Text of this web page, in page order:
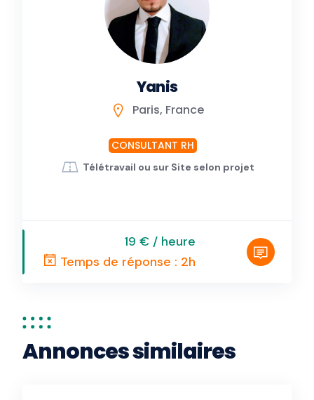
Yanis
Paris, France
CONSULTANT RH
Télétravail ou sur Site selon projet
19 € / heure
Temps de réponse : 2h
Annonces similaires